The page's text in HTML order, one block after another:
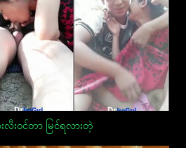
လီးဝင်တာ မြင်ရလားတဲ့